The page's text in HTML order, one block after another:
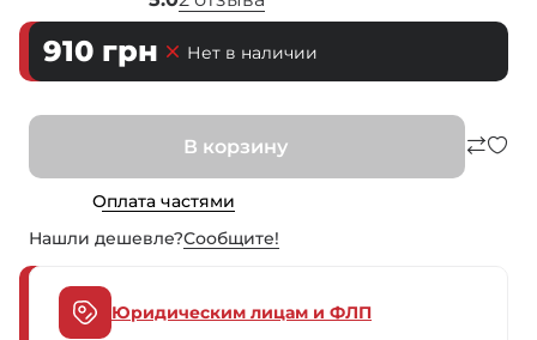
910 грн Нет в наличии
В корзину
Оплата частями
Нашли дешевле?Сообщите!
Юридическим лицам и ФЛП